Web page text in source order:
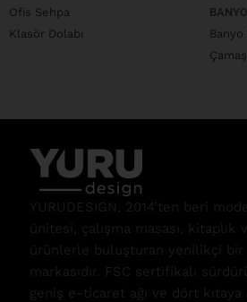
Ofis Sehpa
Klasör Dolabı
BANYO
Banyo
YURUDESIGN, 2014’ten beri
ünitesi, çalışma masası, kitaplık
ürünlerle buluşturan yenilikçi bir
markasıdır. FSC sertifikalı
geniş e-ticaret ağı ve dört kıtaya